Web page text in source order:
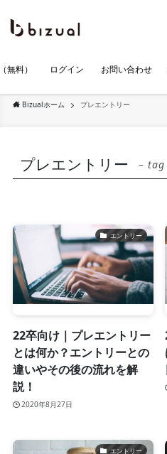
無料） ログイン お問い合わせ
Bizualホーム プレエントリー
プレエントリー – tag
エントリー
22卒向け｜プレエントリー
とは何か？エントリーとの
違いやその後の流れを解
説！
2020年8月27日
エントリー